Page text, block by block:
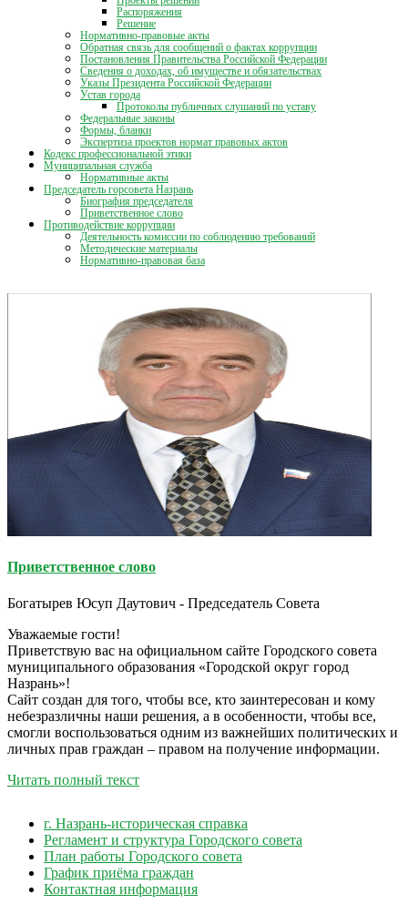
Распоряжения
Решение
Нормативно-правовые акты
Обратная связь для сообщений о фактах коррупции
Постановления Правительства Российской Федерации
Сведения о доходах, об имуществе и обязательствах
Указы Президента Российской Федерации
Устав города
Протоколы публичных слушаний по уставу
Федеральные законы
Формы, бланки
Экспертиза проектов нормат правовых актов
Кодекс профессиональной этики
Муниципальная служба
Нормативные акты
Председатель горсовета Назрань
Биография председателя
Приветственное слово
Противодействие коррупции
Деятельность комиссии по соблюдению требований
Методические материалы
Нормативно-правовая база
Приветственное слово
Богатырев Юсуп Даутович - Председатель Совета
Уважаемые гости!
Приветствую вас на официальном сайте Городского совета
муниципального образования «Городской округ город
Назрань»!
Сайт создан для того, чтобы все, кто заинтересован и кому
небезразличны наши решения, а в особенности, чтобы все,
смогли воспользоваться одним из важнейших политических и
личных прав граждан – правом на получение информации.
Читать полный текст
г. Назрань-историческая справка
Регламент и структура Городского совета
План работы Городского совета
График приёма граждан
Контактная информация